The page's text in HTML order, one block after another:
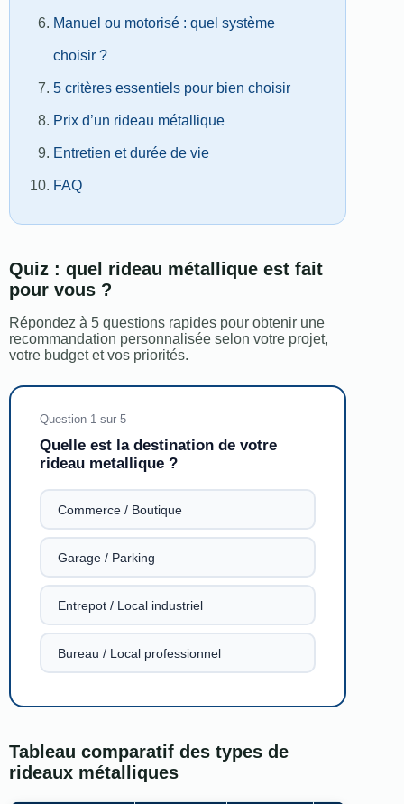
Manuel ou motorisé : quel système
choisir ?
5 critères essentiels pour bien choisir
Prix d’un rideau métallique
Entretien et durée de vie
FAQ
Quiz : quel rideau métallique est fait
pour vous ?
Répondez à 5 questions rapides pour obtenir une
recommandation personnalisée selon votre projet,
votre budget et vos priorités.
Question 1 sur 5
Quelle est la destination de votre
rideau metallique ?
Commerce / Boutique
Garage / Parking
Entrepot / Local industriel
Bureau / Local professionnel
Tableau comparatif des types de
rideaux métalliques